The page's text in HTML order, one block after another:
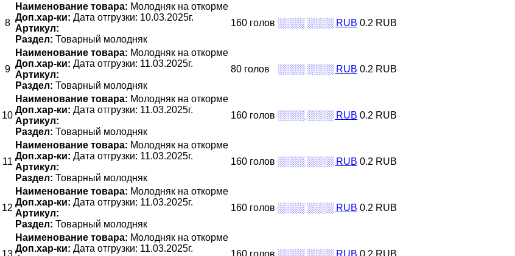
8
Наименование товара: Молодняк на откорме
Доп.хар-ки: Дата отгрузки: 10.03.2025г.
Артикул:
Раздел: Товарный молодняк
160 голов ░░░░ ░░░░ RUB 0.2 RUB
9
Наименование товара: Молодняк на откорме
Доп.хар-ки: Дата отгрузки: 11.03.2025г.
Артикул:
Раздел: Товарный молодняк
80 голов ░░░░ ░░░░ RUB 0.2 RUB
10
Наименование товара: Молодняк на откорме
Доп.хар-ки: Дата отгрузки: 11.03.2025г.
Артикул:
Раздел: Товарный молодняк
160 голов ░░░░ ░░░░ RUB 0.2 RUB
11
Наименование товара: Молодняк на откорме
Доп.хар-ки: Дата отгрузки: 11.03.2025г.
Артикул:
Раздел: Товарный молодняк
160 голов ░░░░ ░░░░ RUB 0.2 RUB
12
Наименование товара: Молодняк на откорме
Доп.хар-ки: Дата отгрузки: 11.03.2025г.
Артикул:
Раздел: Товарный молодняк
160 голов ░░░░ ░░░░ RUB 0.2 RUB
13
Наименование товара: Молодняк на откорме
Доп.хар-ки: Дата отгрузки: 11.03.2025г.
160 голов ░░░░ ░░░░ RUB 0.2 RUB